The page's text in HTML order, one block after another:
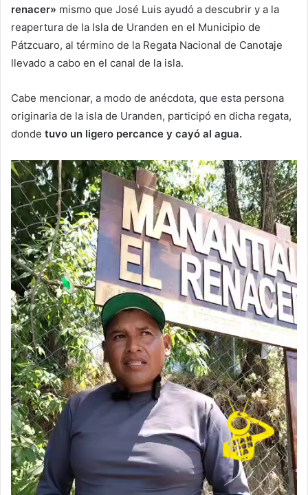
renacer» mismo que José Luis ayudó a descubrir y a la
reapertura de la Isla de Uranden en el Municipio de
Pátzcuaro, al término de la Regata Nacional de Canotaje
llevado a cabo en el canal de la isla.
Cabe mencionar, a modo de anécdota, que esta persona
originaria de la isla de Uranden, participó en dicha regata,
donde tuvo un ligero percance y cayó al agua.